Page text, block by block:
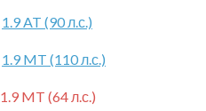
1.9 AT (90 л.с.)
1.9 MT (110 л.с.)
1.9 MT (64 л.с.)